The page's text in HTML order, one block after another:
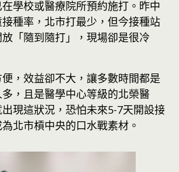
學校或醫療院所預約施打。昨中
種率，北市打最少，但今接種站
「隨到隨打」，現場卻是很冷
，效益卻不大，讓多數時間都是
，且是醫學中心等級的北榮醫
現這狀況，恐怕未來5-7天開設接
北市槓中央的口水戰素材。